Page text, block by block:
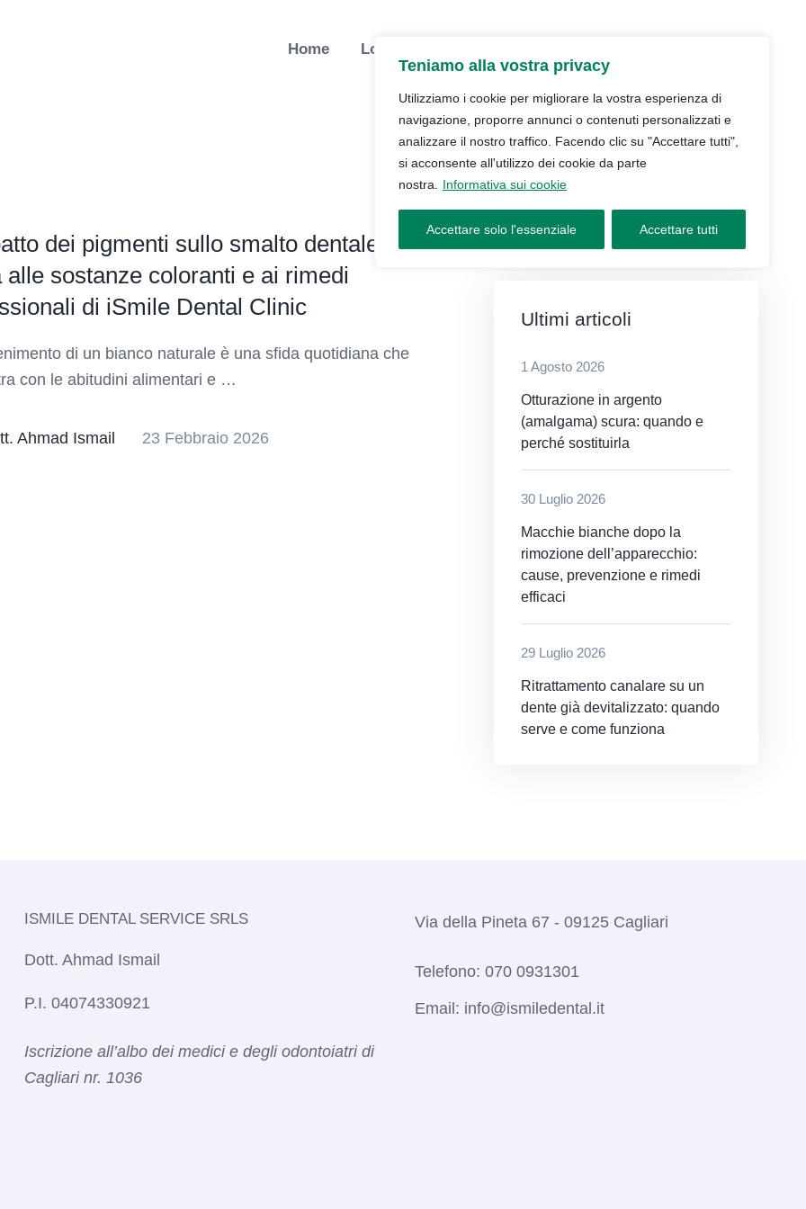
Teniamo alla vostra privacy
Utilizziamo i cookie per migliorare la vostra esperienza di
navigazione, proporre annunci o contenuti personalizzati e
analizzare il nostro traffico. Facendo clic su "Accettare tutti",
si acconsente all'utilizzo dei cookie da parte
nostra.
Informativa sui cookie
Accettare solo l'essenziale Accettare tutti
Home Lo Studio
dei pigmenti sullo smalto dentale:
alle sostanze coloranti e ai rimedi
di iSmile Dental Clinic
di un bianco naturale è una sfida quotidiana che
con le abitudini alimentari e …
Ahmad Ismail 23 Febbraio 2026
Ultimi articoli
1 Agosto 2026
Otturazione in argento
(amalgama) scura: quando e
perché sostituirla
30 Luglio 2026
Macchie bianche dopo la
rimozione dell’apparecchio:
cause, prevenzione e rimedi
efficaci
29 Luglio 2026
Ritrattamento canalare su un
dente già devitalizzato: quando
serve e come funziona
ISMILE DENTAL SERVICE SRLS​
Dott. Ahmad Ismail
P.I. 04074330921
Iscrizione all’albo dei medici e degli odontoiatri di
Cagliari nr. 1036​
Via della Pineta 67 - 09125 Cagliari
Telefono: 070 0931301
Email: info@ismiledental.it